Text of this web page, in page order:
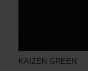
KAIZEN GREEN